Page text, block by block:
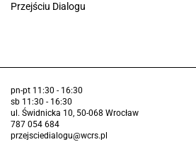
Przejściu Dialogu
pn-pt 11:30 - 16:30
sb 11:30 - 16:30
ul. Świdnicka 10, 50-068 Wrocław
787 054 684
przejsciedialogu@wcrs.pl